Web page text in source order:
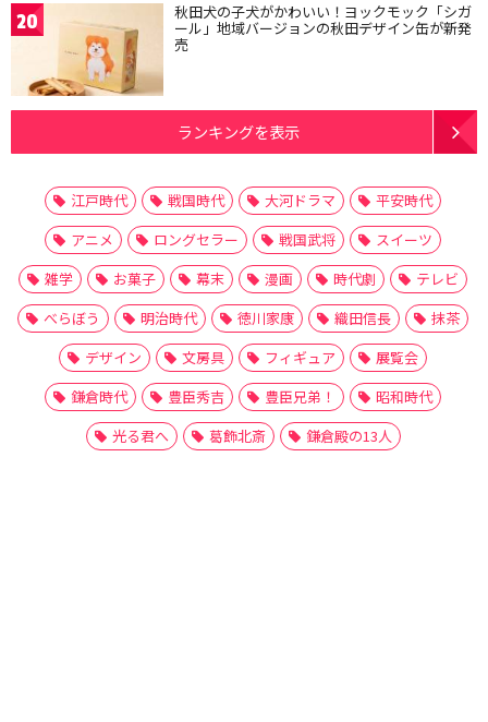
20 秋田犬の子犬がかわいい！ヨックモック「シガ
ール」地域バージョンの秋田デザイン缶が新発
売
ランキングを表示
江戸時代 戦国時代 大河ドラマ
平安時代
アニメ
ロングセラー 戦国武将
スイーツ
雑学
お菓子 幕末 漫画 時代劇
テレビ
べらぼう
明治時代 徳川家康 織田信長
抹茶
デザイン
文房具 フィギュア
展覧会
鎌倉時代
豊臣秀吉 豊臣兄弟！
昭和時代
光る君へ
葛飾北斎 鎌倉殿の13人